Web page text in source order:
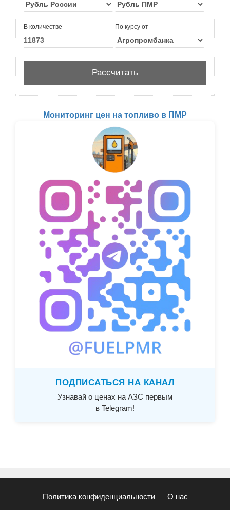
В количестве По курсу от
Мониторинг цен на топливо в ПМР
ПОДПИСАТЬСЯ НА КАНАЛ
Узнавай о ценах на АЗС первым
в Telegram!
Политика конфиденциальности О нас